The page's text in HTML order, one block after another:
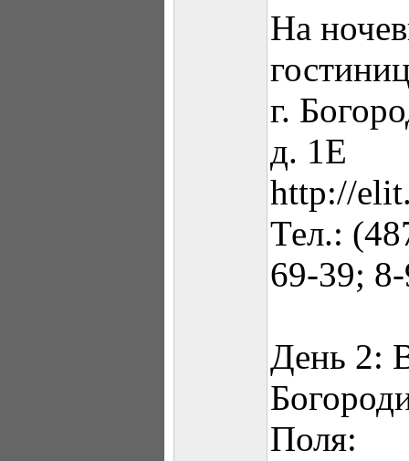
На
г.
д. 1Е
http://
Тел.:
69-39;
День 2:
Поля: